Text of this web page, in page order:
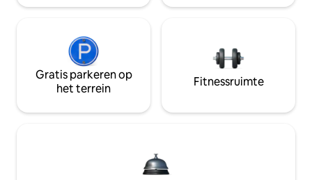
Gratis parkeren op
het terrein
Fitnessruimte